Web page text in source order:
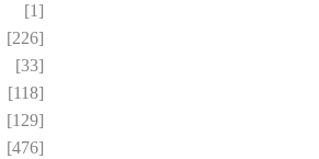
[1]
[226]
[33]
[118]
[129]
[476]